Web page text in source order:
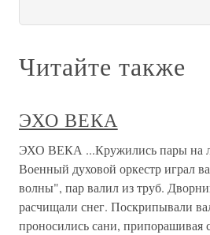
Читайте также
ЭХО ВЕКА
ЭХО ВЕКА ...Кружились пары на
Военный духовой оркестр играл
волны", пар валил из труб.
расчищали снег. Поскрипывали
проносились сани, припорашивая